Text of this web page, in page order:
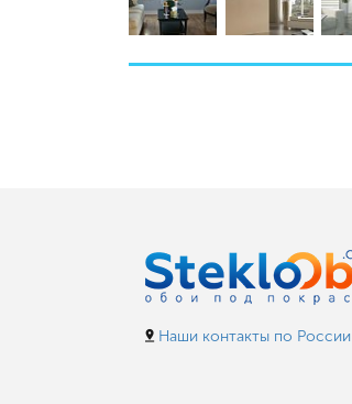
Наши контакты по России